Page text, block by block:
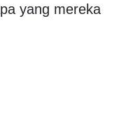
yang mereka